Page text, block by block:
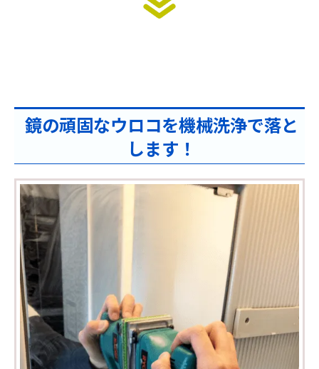
鏡の頑固なウロコを機械洗浄で落と
します！